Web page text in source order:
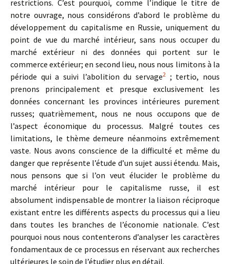
restrictions. C’est pourquoi, comme l’indique le titre de
notre ouvrage, nous considérons d’abord le problème du
développement du capitalisme en Russie, uniquement du
point de vue du marché intérieur, sans nous occuper du
marché extérieur ni des données qui portent sur le
commerce extérieur; en second lieu, nous nous limitons à la
période qui a suivi l’abolition du servage2 ; tertio, nous
prenons principalement et presque exclusivement les
données concernant les provinces intérieures purement
russes; quatrièmement, nous ne nous occupons que de
l’aspect économique du processus. Malgré toutes ces
limitations, le thème demeure néanmoins extrêmement
vaste. Nous avons conscience de la difficulté et même du
danger que représente l’étude d’un sujet aussi étendu. Mais,
nous pensons que si l’on veut élucider le problème du
marché intérieur pour le capitalisme russe, il est
absolument indispensable de montrer la liaison réciproque
existant entre les différents aspects du processus qui a lieu
dans toutes les branches de l’économie nationale. C’est
pourquoi nous nous contenterons d’analyser les caractères
fondamentaux de ce processus en réservant aux recherches
ultérieures le soin de l’étudier plus en détail.